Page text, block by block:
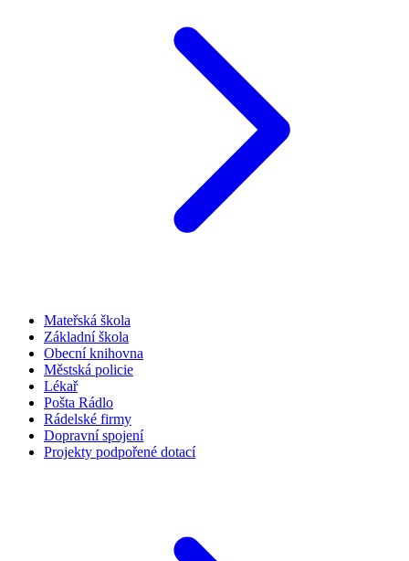
Mateřská škola
Základní škola
Obecní knihovna
Městská policie
Lékař
Pošta Rádlo
Rádelské firmy
Dopravní spojení
Projekty podpořené dotací